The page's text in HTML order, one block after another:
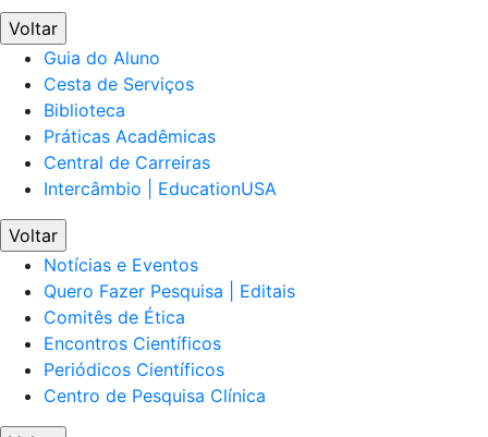
Voltar
Guia do Aluno
Cesta de Serviços
Biblioteca
Práticas Acadêmicas
Central de Carreiras
Intercâmbio | EducationUSA
Voltar
Notícias e Eventos
Quero Fazer Pesquisa | Editais
Comitês de Ética
Encontros Científicos
Periódicos Científicos
Centro de Pesquisa Clínica